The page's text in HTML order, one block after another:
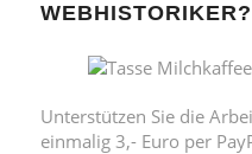
WEBHISTORIKER?
Unterstützen Sie die
einmalig 3,- Euro per